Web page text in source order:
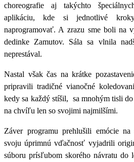
choreografie aj takýchto
aplikáciu, kde si jednotlivé
naprogramovať. A zrazu sme boli na
dedinke Zamutov. Sála sa vlnila
neprestával.
Nastal však čas na krátke
pripravili tradičné vianočné
kedy sa každý stíšil, sa mnohým tisli
na chvíľu len so svojimi najmilšími.
Záver programu prehlušili emócie na
svoju úprimnú vďačnosť vyjadrili
súboru prísľubom skorého návratu do